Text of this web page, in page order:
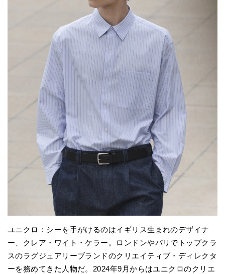
ユニクロ：シーを手がけるのはイギリス生まれのデザイナ
ー、クレア・ワイト・ケラー。ロンドンやパリでトップクラ
スのラグジュアリーブランドのクリエイティブ・ディレクタ
ーを務めてきた人物だ。2024年9月からはユニクロのクリエ